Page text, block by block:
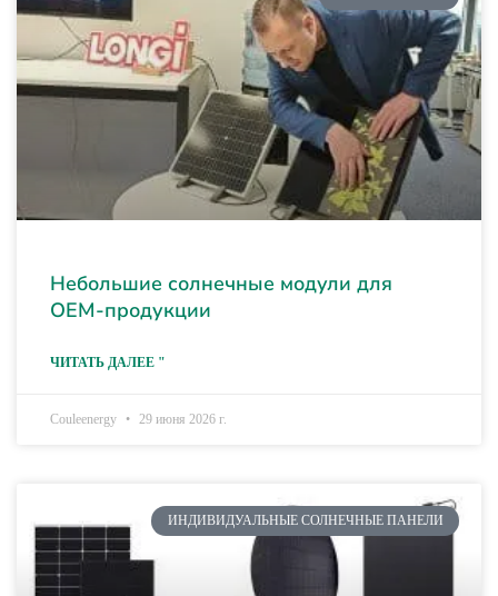
Небольшие солнечные модули для
OEM-продукции
ЧИТАТЬ ДАЛЕЕ "
Couleenergy 29 июня 2026 г.
ИНДИВИДУАЛЬНЫЕ СОЛНЕЧНЫЕ ПАНЕЛИ